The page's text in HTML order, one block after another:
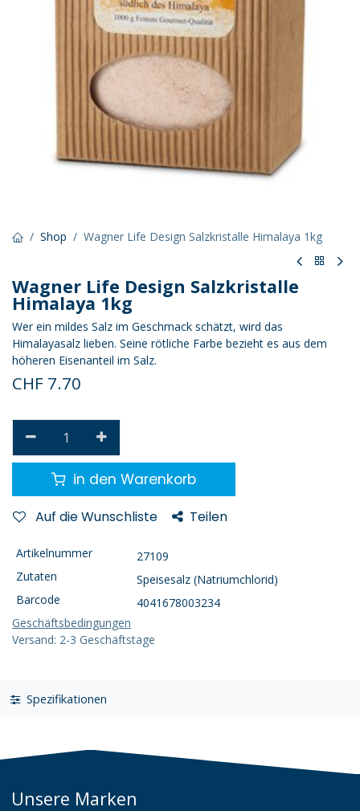
Shop Wagner Life Design Salzkristalle Himalaya 1kg
Wagner Life Design Salzkristalle
Himalaya 1kg
Wer ein mildes Salz im Geschmack schätzt, wird das
Himalayasalz lieben. Seine rötliche Farbe bezieht es aus dem
höheren Eisenanteil im Salz.
CHF 7.70
in den Warenkorb
Auf die Wunschliste Teilen
Artikelnummer
27109
Zutaten
Speisesalz (Natriumchlorid)
Barcode
4041678003234
Geschäftsbedingungen
Versand: 2-3 Geschäftstage
Spezifikationen
Unsere Marken